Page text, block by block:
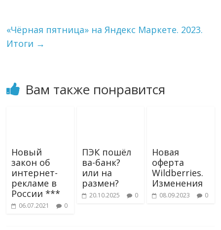
i
«Чёрная пятница» на Яндекс Маркете. 2023.
Итоги →
Вам также понравится
Новый
закон об
интернет-
рекламе в
России ***
06.07.2021 0
ПЭК пошёл
ва-банк?
или на
размен?
20.10.2025 0
Новая
оферта
Wildberries.
Изменения
08.09.2023 0